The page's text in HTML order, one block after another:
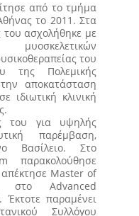
από το τμήμα
το 2011. Στα
ασχολήθηκε με
του
της Πολεμικής
αποκατάσταση
ιδιωτική κλινική
του για υψηλής
παρέμβαση,
Βασίλειο. Στο
παρακολούθησε
απέκτησε Master of
στο Advanced
παραμένει
Συλλόγου